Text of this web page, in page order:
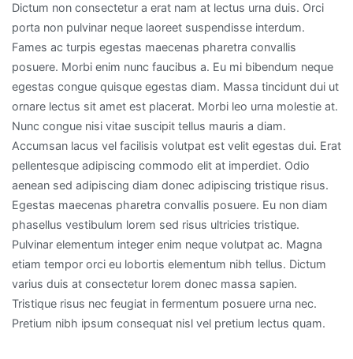
Dictum non consectetur a erat nam at lectus urna duis. Orci
porta non pulvinar neque laoreet suspendisse interdum.
Fames ac turpis egestas maecenas pharetra convallis
posuere. Morbi enim nunc faucibus a. Eu mi bibendum neque
egestas congue quisque egestas diam. Massa tincidunt dui ut
ornare lectus sit amet est placerat. Morbi leo urna molestie at.
Nunc congue nisi vitae suscipit tellus mauris a diam.
Accumsan lacus vel facilisis volutpat est velit egestas dui. Erat
pellentesque adipiscing commodo elit at imperdiet. Odio
aenean sed adipiscing diam donec adipiscing tristique risus.
Egestas maecenas pharetra convallis posuere. Eu non diam
phasellus vestibulum lorem sed risus ultricies tristique.
Pulvinar elementum integer enim neque volutpat ac. Magna
etiam tempor orci eu lobortis elementum nibh tellus. Dictum
varius duis at consectetur lorem donec massa sapien.
Tristique risus nec feugiat in fermentum posuere urna nec.
Pretium nibh ipsum consequat nisl vel pretium lectus quam.